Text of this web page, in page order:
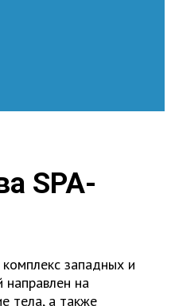
SPA-
западных и
на
тела, а также